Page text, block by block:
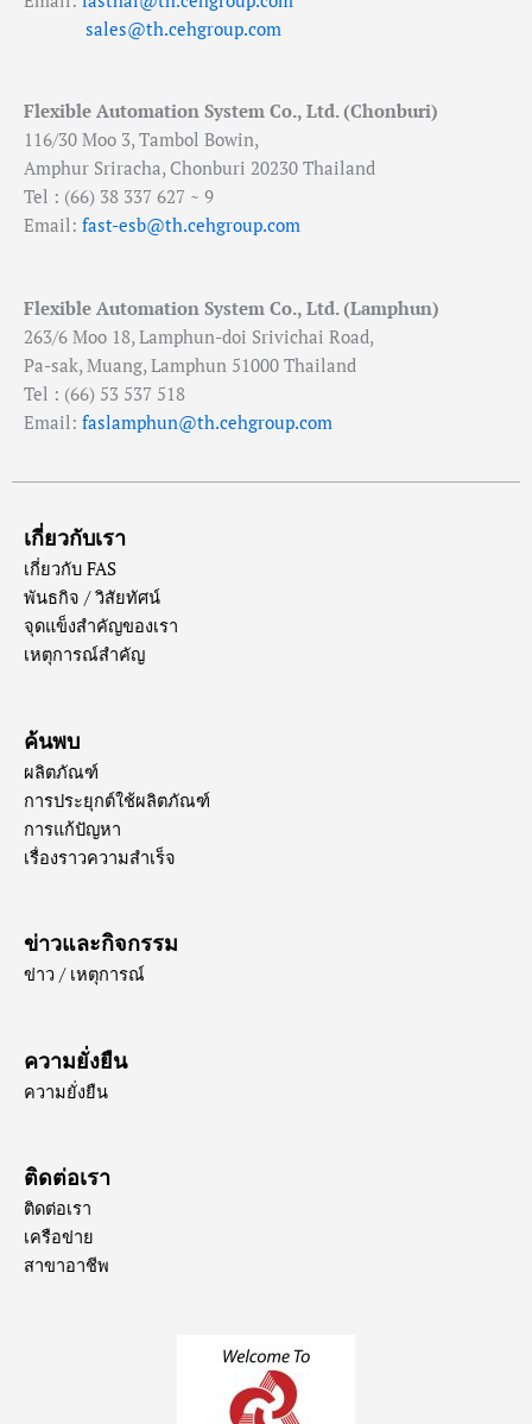
sales@th.cehgroup.com
Flexible Automation System Co., Ltd. (Chonburi)
116/30 Moo 3, Tambol Bowin,
Amphur Sriracha, Chonburi 20230 Thailand
Tel : (66) 38 337 627 ~ 9
Email: fast-esb@th.cehgroup.com
Flexible Automation System Co., Ltd. (Lamphun)
263/6 Moo 18, Lamphun-doi Srivichai Road,
Pa-sak, Muang, Lamphun 51000 Thailand
Tel : (66) 53 537 518
Email: faslamphun@th.cehgroup.com
เกี่ยวกับเรา
เกี่ยวกับ FAS
พันธกิจ / วิสัยทัศน์
จุดแข็งสำคัญของเรา
เหตุการณ์สำคัญ
ค้นพบ
ผลิตภัณฑ์
การประยุกต์ใช้ผลิตภัณฑ์
การแก้ปัญหา
เรื่องราวความสำเร็จ
ข่าวและกิจกรรม
ข่าว / เหตุการณ์
ความยั่งยืน
ความยั่งยืน
ติดต่อเรา
ติดต่อเรา
เครือข่าย
สาขาอาชีพ